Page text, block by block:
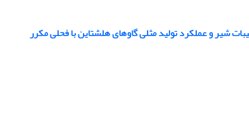
شیر و عملکرد تولید مثلی گاوهای ‏هلشتاین با فحلی مکرر